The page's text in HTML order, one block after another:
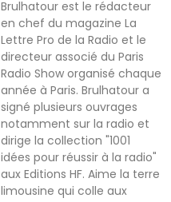
Brulhatour est le rédacteur
en chef du magazine La
Lettre Pro de la Radio et le
directeur associé du Paris
Radio Show organisé chaque
année à Paris. Brulhatour a
signé plusieurs ouvrages
notamment sur la radio et
dirige la collection "1001
idées pour réussir à la radio"
aux Editions HF. Aime la terre
limousine qui colle aux